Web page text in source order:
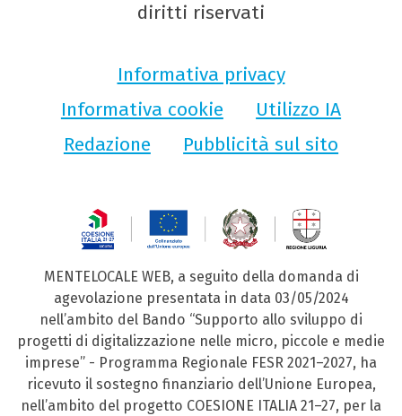
diritti riservati
Informativa privacy
Informativa cookie
Utilizzo IA
Redazione
Pubblicità sul sito
MENTELOCALE WEB, a seguito della domanda di
agevolazione presentata in data 03/05/2024
nell’ambito del Bando “Supporto allo sviluppo di
progetti di digitalizzazione nelle micro, piccole e medie
imprese” - Programma Regionale FESR 2021–2027, ha
ricevuto il sostegno finanziario dell’Unione Europea,
nell’ambito del progetto COESIONE ITALIA 21–27, per la